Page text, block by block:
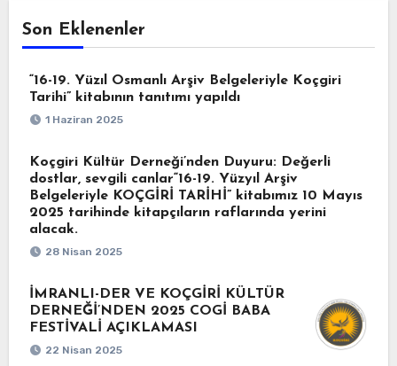
Son Eklenenler
“16-19. Yüzıl Osmanlı Arşiv Belgeleriyle Koçgiri
Tarihi” kitabının tanıtımı yapıldı
1 Haziran 2025
Koçgiri Kültür Derneği’nden Duyuru: Değerli
dostlar, sevgili canlar“16-19. Yüzyıl Arşiv
Belgeleriyle KOÇGİRİ TARİHİ” kitabımız 10 Mayıs
2025 tarihinde kitapçıların raflarında yerini
alacak.
28 Nisan 2025
İMRANLI-DER VE KOÇGİRİ KÜLTÜR
DERNEĞİ’NDEN 2025 COGİ BABA
FESTİVALİ AÇIKLAMASI
22 Nisan 2025